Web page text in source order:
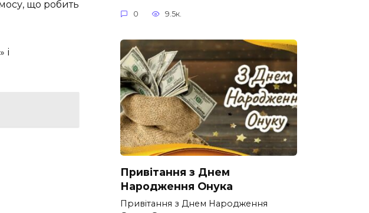
що робить
і
0 9.5к.
Привітання з Днем
Народження Онука
Привітання з Днем Народження